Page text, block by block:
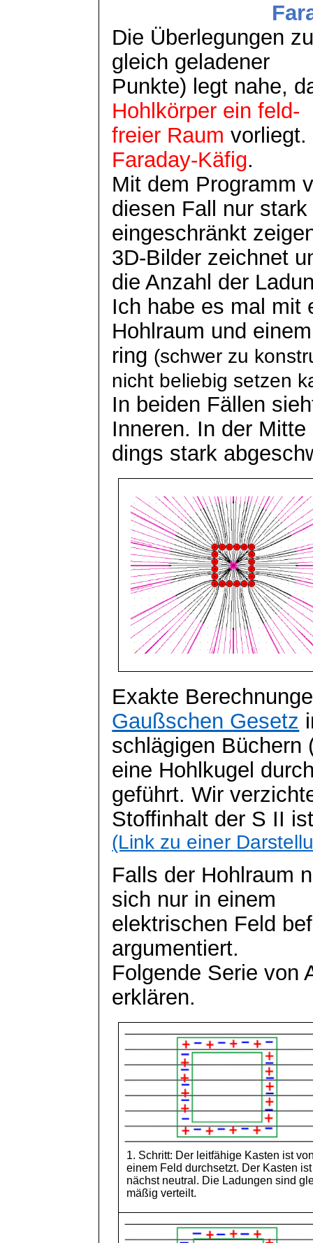
Die Überlegungen
gleich geladener
Punkte) legt nahe,
Hohlkörper ein feld-
freier Raumvorliegt.
Faraday-Käfig.
Mit dem Programm
diesen Fall nur stark
eingeschränkt
3D-Bilder zeichnet
die Anzahl der
Ich habe es mal mit
Hohlraum und
ring (schwer zu
nicht beliebig setzen
In beiden Fällen
Inneren. In der Mitte
dings stark
Exakte
Gaußschen Gesetz
schlägigen Büchern
eine Hohlkugel
geführt. Wir
Stoffinhalt der S II
(Link zu einer
Falls der Hohlraum
sich nur in einem
elektrischen Feld
argumentiert.
Folgende Serie von
erklären.
1. Schritt: Der leitfähige Kasten ist
einem Feld durchsetzt. Der Kasten
nächst neutral. Die Ladungen sind
mäßig verteilt.